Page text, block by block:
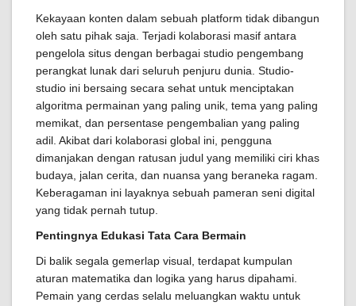
Kekayaan konten dalam sebuah platform tidak dibangun
oleh satu pihak saja. Terjadi kolaborasi masif antara
pengelola situs dengan berbagai studio pengembang
perangkat lunak dari seluruh penjuru dunia. Studio-
studio ini bersaing secara sehat untuk menciptakan
algoritma permainan yang paling unik, tema yang paling
memikat, dan persentase pengembalian yang paling
adil. Akibat dari kolaborasi global ini, pengguna
dimanjakan dengan ratusan judul yang memiliki ciri khas
budaya, jalan cerita, dan nuansa yang beraneka ragam.
Keberagaman ini layaknya sebuah pameran seni digital
yang tidak pernah tutup.
Pentingnya Edukasi Tata Cara Bermain
Di balik segala gemerlap visual, terdapat kumpulan
aturan matematika dan logika yang harus dipahami.
Pemain yang cerdas selalu meluangkan waktu untuk